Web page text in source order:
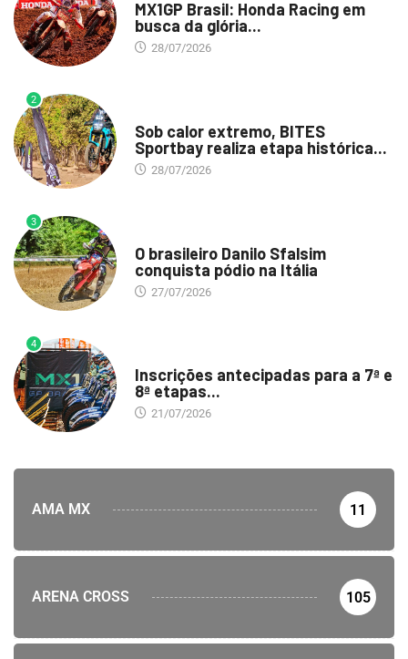
MX1GP Brasil: Honda Racing em
busca da glória...
28/07/2026
2
Sob calor extremo, BITES
Sportbay realiza etapa histórica...
28/07/2026
3
O brasileiro Danilo Sfalsim
conquista pódio na Itália
27/07/2026
4
Inscrições antecipadas para a 7ª e
8ª etapas...
21/07/2026
AMA MX 11
ARENA CROSS 105